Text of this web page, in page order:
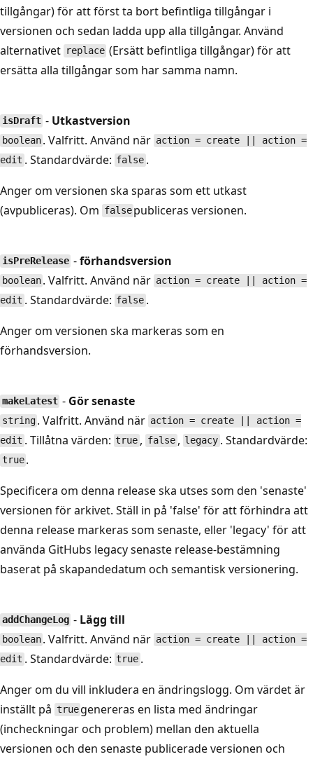
tillgångar) för att först ta bort befintliga tillgångar i
versionen och sedan ladda upp alla tillgångar. Använd
alternativet replace (Ersätt befintliga tillgångar) för att
ersätta alla tillgångar som har samma namn.
isDraft - Utkastversion
boolean . Valfritt. Använd när action = create || action =
edit . Standardvärde: false .
Anger om versionen ska sparas som ett utkast
(avpubliceras). Om false publiceras versionen.
isPreRelease -förhandsversion
boolean . Valfritt. Använd när action = create || action =
edit . Standardvärde: false .
Anger om versionen ska markeras som en
förhandsversion.
makeLatest - Gör senaste
string . Valfritt. Använd när action = create || action =
edit . Tillåtna värden: true , false, legacy . Standardvärde:
true .
Specificera om denna release ska utses som den 'senaste'
versionen för arkivet. Ställ in på 'false' för att förhindra att
denna release markeras som senaste, eller 'legacy' för att
använda GitHubs legacy senaste release-bestämning
baserat på skapandedatum och semantisk versionering.
addChangeLog - Lägg till
boolean . Valfritt. Använd när action = create || action =
edit . Standardvärde: true .
Anger om du vill inkludera en ändringslogg. Om värdet är
inställt på true genereras en lista med ändringar
(incheckningar och problem) mellan den aktuella
versionen och den senaste publicerade versionen och